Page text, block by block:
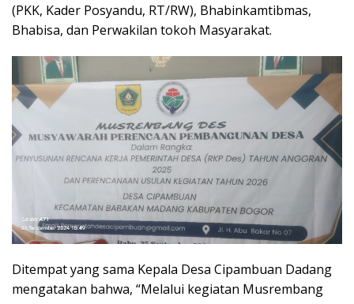
(PKK, Kader Posyandu, RT/RW), Bhabinkamtibmas,
Bhabisa, dan Perwakilan tokoh Masyarakat.
Ditempat yang sama Kepala Desa Cipambuan Dadang
mengatakan bahwa, “Melalui kegiatan Musrembang